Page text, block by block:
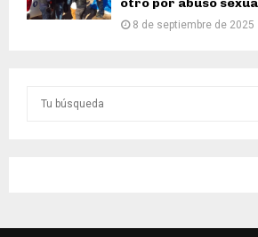
otro por abuso sexual
8 de septiembre de 2025
o